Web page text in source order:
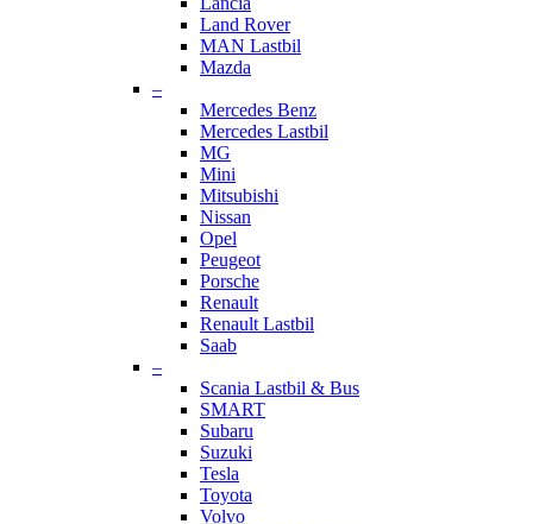
Land Rover
MAN Lastbil
Mazda
–
Mercedes Benz
Mercedes Lastbil
MG
Mini
Mitsubishi
Nissan
Opel
Peugeot
Porsche
Renault
Renault Lastbil
Saab
–
Scania Lastbil & Bus
SMART
Subaru
Suzuki
Tesla
Toyota
Volvo